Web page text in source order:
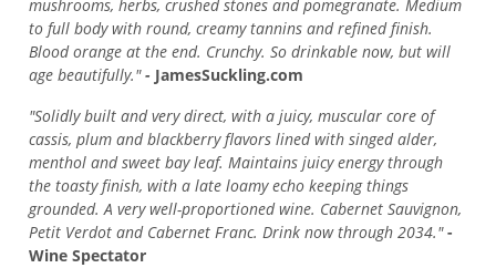
mushrooms, herbs, crushed stones and pomegranate. Medium
to full body with round, creamy tannins and refined finish.
Blood orange at the end. Crunchy. So drinkable now, but will
age beautifully."- JamesSuckling.com
"Solidly built and very direct, with a juicy, muscular core of
cassis, plum and blackberry flavors lined with singed alder,
menthol and sweet bay leaf. Maintains juicy energy through
the toasty finish, with a late loamy echo keeping things
grounded. A very well-proportioned wine. Cabernet Sauvignon,
Petit Verdot and Cabernet Franc. Drink now through 2034."-
Wine Spectator